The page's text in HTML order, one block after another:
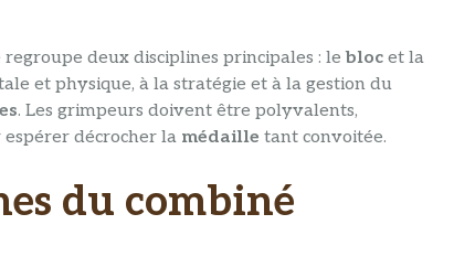
regroupe deux disciplines principales : lebloc et la
et physique, à la stratégie et à la gestion du
. Les grimpeurs doivent être polyvalents,
espérer décrocher la médaille tant convoitée.
du combiné